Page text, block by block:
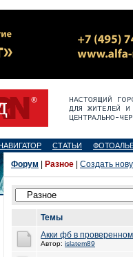
СТАТЬИ
Форум Разное Создать
Темы
Акки фб в
Автор: islatem89